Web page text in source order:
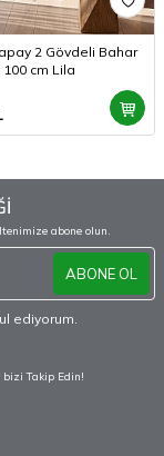
2 Gövdeli Bahar
100 cm Lila
abone olun.
ABONE OL
ediyorum.
Takip Edin!